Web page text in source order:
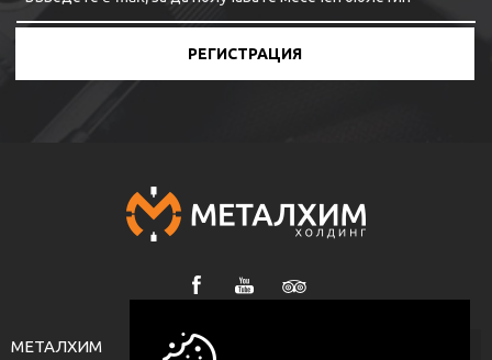
РЕГИСТРАЦИЯ
МЕТАЛХИМ